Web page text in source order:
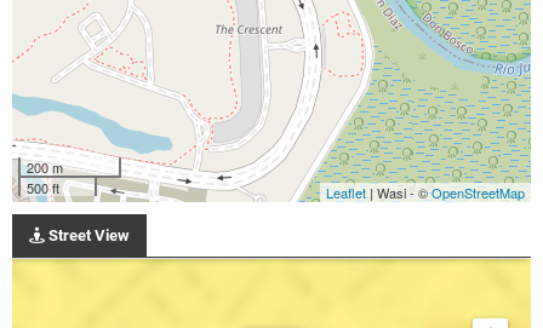
200 m
500 ft
Leaflet| Wasi - ©OpenStreetMap
Street View